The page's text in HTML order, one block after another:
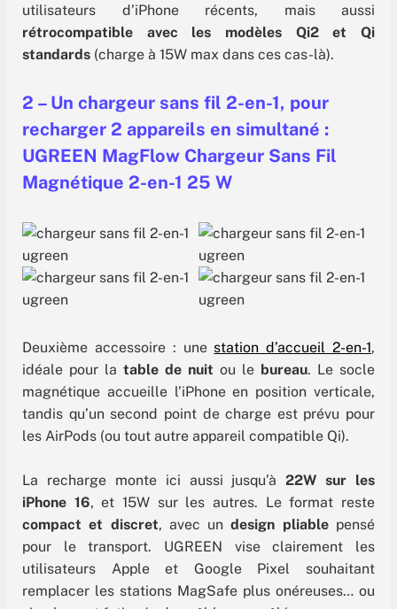
utilisateurs d’iPhone récents, mais aussi
rétrocompatible avec les modèles Qi2 et Qi
standards (charge à 15W max dans ces cas-là).
2 – Un chargeur sans fil 2-en-1, pour
recharger 2 appareils en simultané :
UGREEN MagFlow Chargeur Sans Fil
Magnétique 2-en-1 25 W
Deuxième accessoire : une station d’accueil 2-en-1,
idéale pour la table de nuit ou le bureau. Le socle
magnétique accueille l’iPhone en position verticale,
tandis qu’un second point de charge est prévu pour
les AirPods (ou tout autre appareil compatible Qi).
La recharge monte ici aussi jusqu’à22W sur les
iPhone 16, et 15W sur les autres. Le format reste
compact et discret, avec undesign pliablepensé
pour le transport. UGREEN vise clairement les
utilisateurs Apple et Google Pixel souhaitant
remplacer les stations MagSafe plus onéreuses… ou